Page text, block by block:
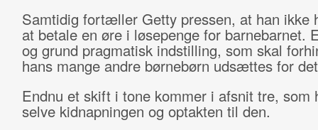
Samtidig fortæller Getty pressen, at han ikke
at betale en øre i løsepenge for barnebarnet.
og grund pragmatisk indstilling, som skal
hans mange andre børnebørn udsættes for
Endnu et skift i tone kommer i afsnit tre, som
selve kidnapningen og optakten til den.